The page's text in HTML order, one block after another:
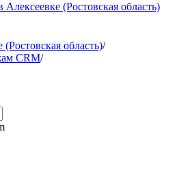
(Ростовская область)
область)/
CRM/